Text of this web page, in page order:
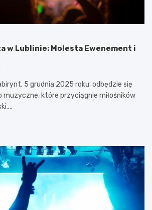
w Lublinie: Molesta Ewenement i
5 grudnia 2025 roku, odbędzie się
muzyczne, które przyciągnie miłośników